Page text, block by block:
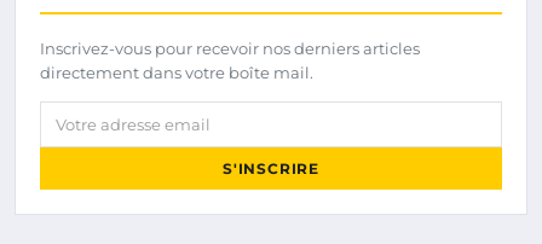
Inscrivez-vous pour recevoir nos derniers articles
directement dans votre boîte mail.
Votre adresse email
S'INSCRIRE